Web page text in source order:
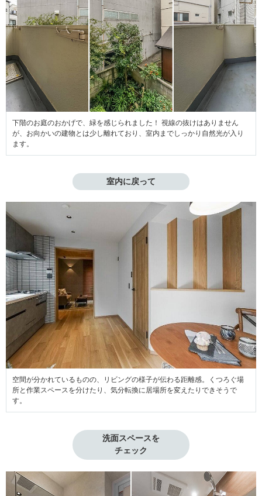
下階のお庭のおかげで、緑を感じられました！ 視線の抜けはありません
が、お向かいの建物とは少し離れており、室内までしっかり自然光が入り
ます。
室内に戻って
空間が分かれているものの、リビングの様子が伝わる距離感。くつろぐ場
所と作業スペースを分けたり、気分転換に居場所を変えたりできそうで
す。
洗面スペースを
チェック